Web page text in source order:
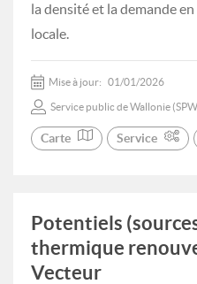
la densité et la demande
locale.
Mise à jour: 01/01/2026
Service public de Wallonie
Carte Service
Potentiels
thermique
Vecteur